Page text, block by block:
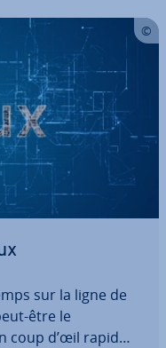
sur la ligne de
être le
coup d’œil rapide